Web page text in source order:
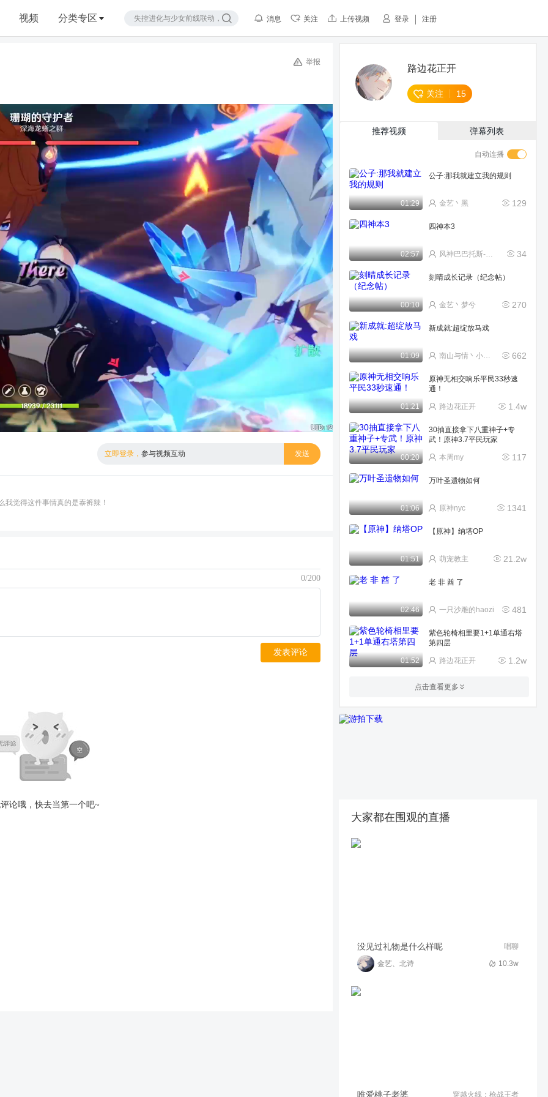
视频 分类专区 登录 注册
消息 关注 上传视频
举报
高清
倍数
立即登录，参与视频互动 发送
我觉得这件事情真的是泰裤辣！
0/200
发表评论
论哦，快去当第一个吧~
路边花正开
关注 15
推荐视频 弹幕列表
自动连播
01:29
公子:那我就建立我的规则
129
金艺丶黑
02:57
四神本3
34
风神巴巴托斯-温迪
00:10
刻晴成长记录（纪念帖）
270
金艺丶梦兮
01:09
新成就:超绽放马戏
662
南山与情丶小落幕
01:21
原神无相交响乐平民33秒速
通！
1.4w
路边花正开
00:20
30抽直接拿下八重神子+专
武！原神3.7平民玩家
117
本周my
01:06
万叶圣遗物如何
1341
原神nyc
01:51
【原神】纳塔OP
21.2w
萌宠教主
02:46
老 非 酋 了
481
一只沙雕的haozi
01:52
紫色轮椅相里要1+1单通右塔
第四层
1.2w
路边花正开
夜兰我妻
00:48 路边花正开
点击查看更多
大家都在围观的直播
唱聊
没见过礼物是什么样呢
10.3w
金艺、北诗
穿越火线：枪战王者
唯爱桃子老婆